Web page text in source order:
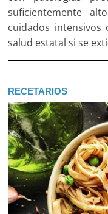
suficientemente
cuidados
salud estatal si se
RECETARIOS